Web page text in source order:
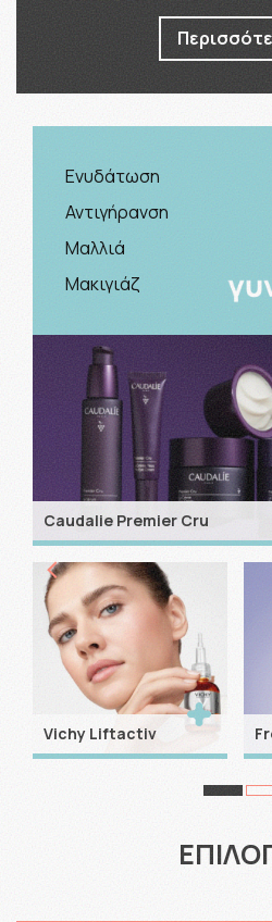
Ενυδάτωση
Αντιγήρανση
Μαλλιά
Μακιγιάζ
Caudalie Premier Cru
Vichy Liftactiv